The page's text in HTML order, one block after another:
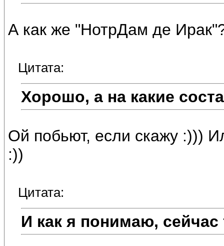
А как же "НотрДам де
Цитата:
Хорошо, а на какие
Ой побьют, если скажу :)))
:))
Цитата:
И как я понимаю,